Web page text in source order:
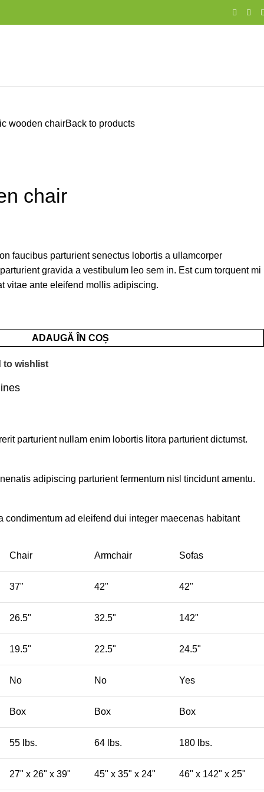
wooden chairBack to products
chair
faucibus parturient senectus lobortis a ullamcorper
gravida a vestibulum leo sem in. Est cum torquent mi
vitae ante eleifend mollis adipiscing.
ADAUGĂ ÎN COȘ
to wishlist
parturient nullam enim lobortis litora parturient dictumst.
adipiscing parturient fermentum nisl tinciduntamentu.
condimentum ad eleifend dui integer maecenas habitant
Chair Armchair Sofas
37" 42" 42"
26.5" 32.5" 142"
19.5" 22.5" 24.5"
No No Yes
Box Box Box
55 lbs. 64 lbs. 180 lbs.
27" x 26" x 39" 45" x 35" x 24" 46" x 142" x 25"